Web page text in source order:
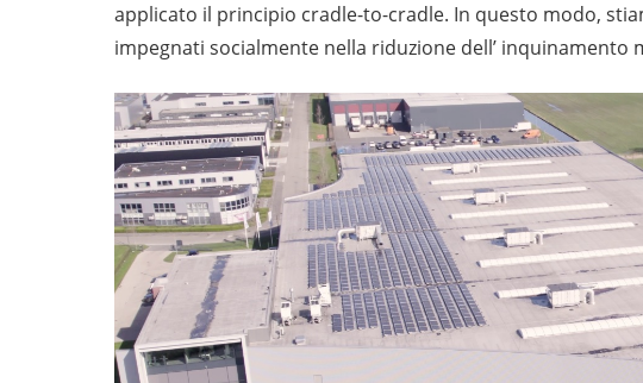
applicato il principio cradle-to-cradle. In questo modo,
impegnati socialmente nella riduzione dell’ inquinamento